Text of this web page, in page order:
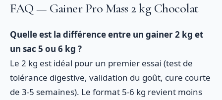
FAQ — Gainer Pro Mass 2 kg Chocolat
Quelle est la différence entre un gainer 2 kg et
un sac 5 ou 6 kg ?
Le 2 kg est idéal pour un premier essai (test de
tolérance digestive, validation du goût, cure courte
de 3-5 semaines). Le format 5-6 kg revient moins